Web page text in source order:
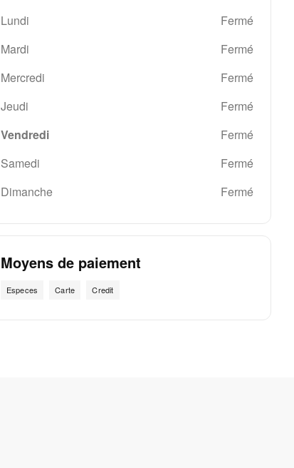
Lundi
Fermé
Mardi
Fermé
Mercredi
Fermé
Jeudi
Fermé
Vendredi
Fermé
Samedi
Fermé
Dimanche
Fermé
Moyens de paiement
Especes Carte Credit